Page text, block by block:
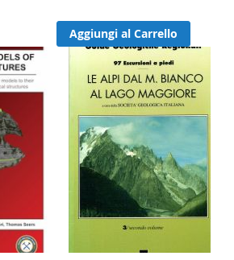
Aggiungi al Carrello